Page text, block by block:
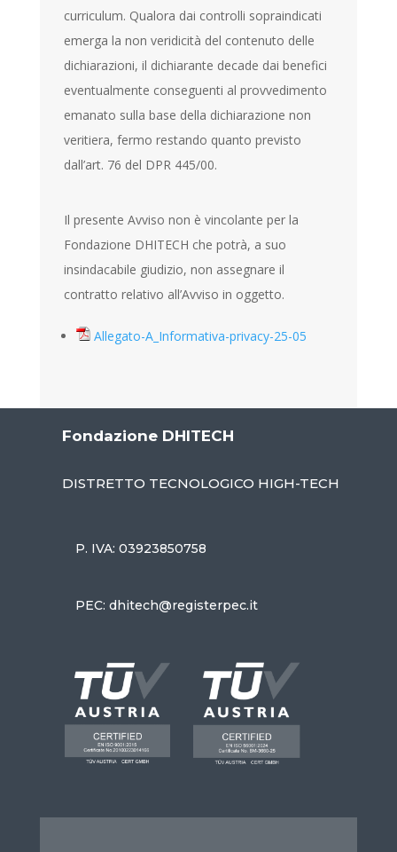
curriculum. Qualora dai controlli sopraindicati
emerga la non veridicità del contenuto delle
dichiarazioni, il dichiarante decade dai benefici
eventualmente conseguenti al provvedimento
emanato sulla base della dichiarazione non
veritiera, fermo restando quanto previsto
dall’art. 76 del DPR 445/00.
Il presente Avviso non è vincolante per la
Fondazione DHITECH che potrà, a suo
insindacabile giudizio, non assegnare il
contratto relativo all’Avviso in oggetto.
Allegato-A_Informativa-privacy-25-05
Fondazione DHITECH
DISTRETTO TECNOLOGICO HIGH-TECH
P. IVA: 03923850758
PEC: dhitech@registerpec.it